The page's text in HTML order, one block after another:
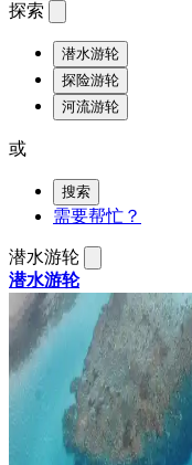
探索
潜水游轮
探险游轮
河流游轮
或
搜索
需要帮忙？
潜水游轮
潜水游轮